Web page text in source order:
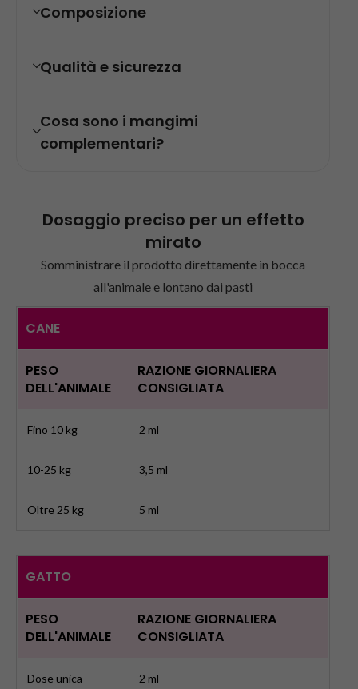
Composizione
Qualità e sicurezza
Cosa sono i mangimi
complementari?
Dosaggio preciso per un effetto
mirato
Somministrare il prodotto direttamente in bocca
all'animale e lontano dai pasti
CANE
PESO
DELL'ANIMALE
RAZIONE GIORNALIERA
CONSIGLIATA
Fino 10 kg 2 ml
10-25 kg 3,5 ml
Oltre 25 kg 5 ml
GATTO
PESO
DELL'ANIMALE
RAZIONE GIORNALIERA
CONSIGLIATA
Dose unica 2 ml